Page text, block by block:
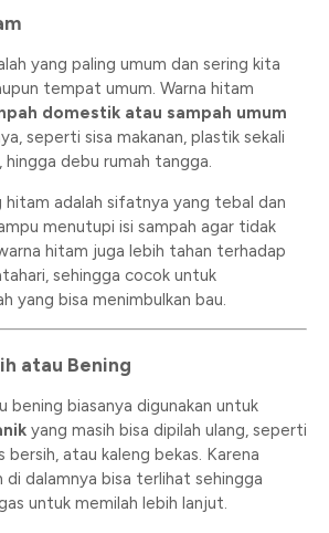
yang paling umum dan sering kita
tempat umum. Warna hitam
domestik atau sampah umum
seperti sisa makanan, plastik sekali
hingga debu rumah tangga.
hitam adalah sifatnya yang tebal dan
menutupi isi sampah agar tidak
hitam juga lebih tahan terhadap
sehingga cocok untuk
yang bisa menimbulkan bau.
atau Bening
bening biasanya digunakan untuk
yang masih bisa dipilah ulang, seperti
atau kaleng bekas. Karena
di dalamnya bisa terlihat sehingga
untuk memilah lebih lanjut.